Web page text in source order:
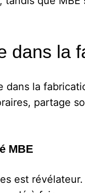
dans la
dans la
partage
MBE
est